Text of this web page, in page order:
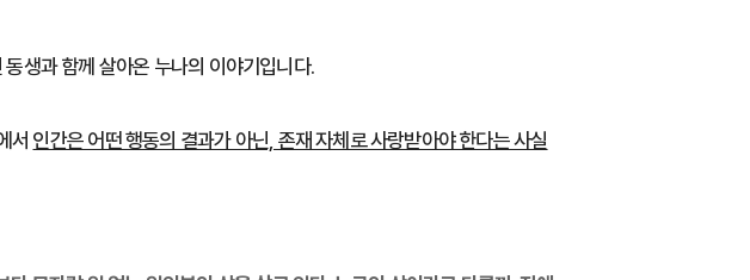
생과 함께 살아온 누나의 이야기입니다.
서 인간은 어떤 행동의 결과가 아닌, 존재 자체로 사랑받아야 한다는 사실